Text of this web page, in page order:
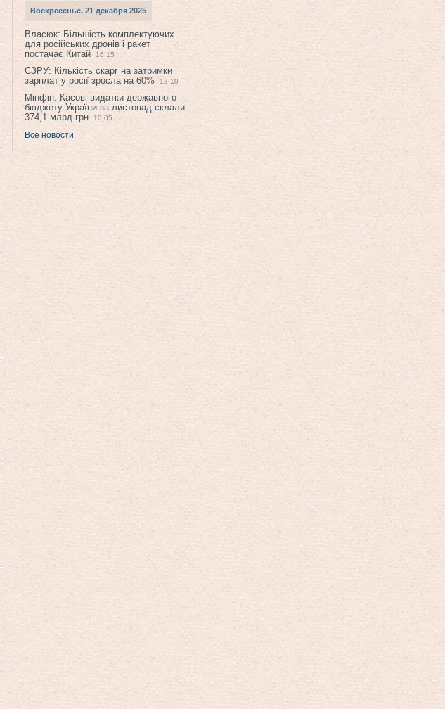
Воскресенье, 21 декабря 2025
Власюк: Більшість комплектуючих
для російських дронів і ракет
постачає Китай
16:15
СЗРУ: Кількість скарг на затримки
зарплат у росії зросла на 60%
13:10
Мінфін: Касові видатки державного
бюджету України за листопад склали
374,1 млрд грн
10:05
Все новости